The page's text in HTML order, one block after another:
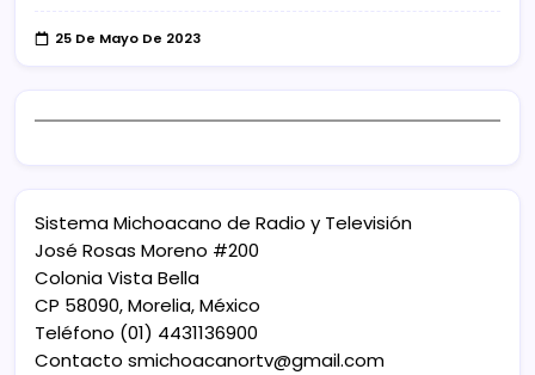
25 De Mayo De 2023
Sistema Michoacano de Radio y Televisión
José Rosas Moreno #200
Colonia Vista Bella
CP 58090, Morelia, México
Teléfono (01) 4431136900
Contacto smichoacanortv@gmail.com